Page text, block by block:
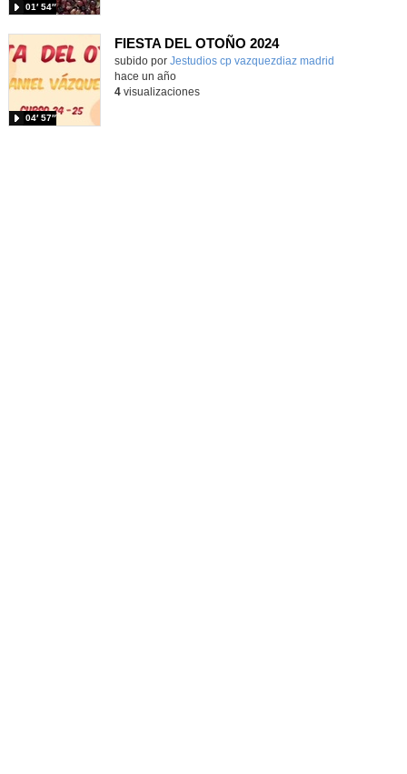
01′ 54″
FIESTA DEL OTOÑO 2024
Contenido educativo.
subido por Jestudios cp vazquezdiaz madrid
04′ 57″
hace un año
4visualizaciones